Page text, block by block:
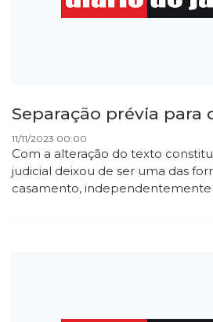
Separação prévia para
11/11/2023 00:00
Com a alteração do texto
judicial deixou de ser uma das
casamento, independentemente